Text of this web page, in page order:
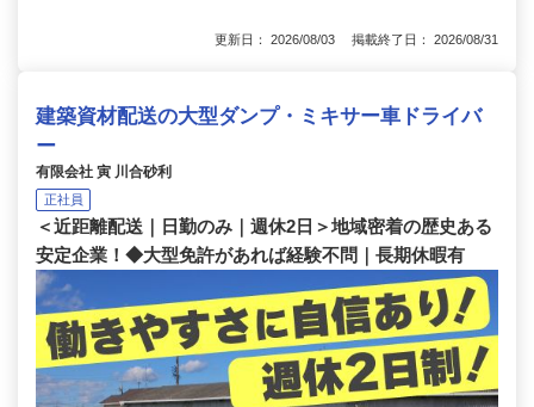
更新日： 2026/08/03 掲載終了日： 2026/08/31
建築資材配送の大型ダンプ・ミキサー車ドライバ
ー
有限会社 寅 川合砂利
正社員
＜近距離配送｜日勤のみ｜週休2日＞地域密着の歴史ある
安定企業！◆大型免許があれば経験不問｜長期休暇有